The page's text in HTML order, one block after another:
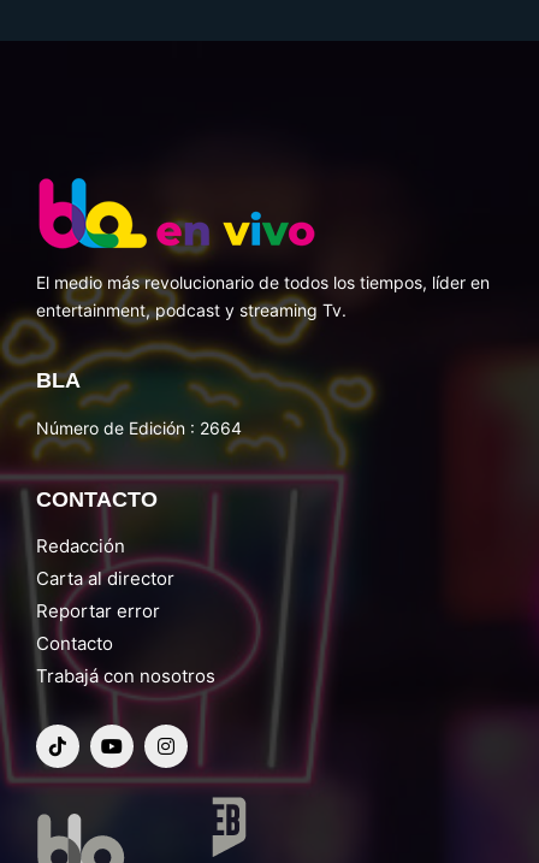
El medio más revolucionario de todos los tiempos, líder en
entertainment, podcast y streaming Tv.
BLA
Número de Edición : 2664
CONTACTO
Redacción
Carta al director
Reportar error
Contacto
Trabajá con nosotros